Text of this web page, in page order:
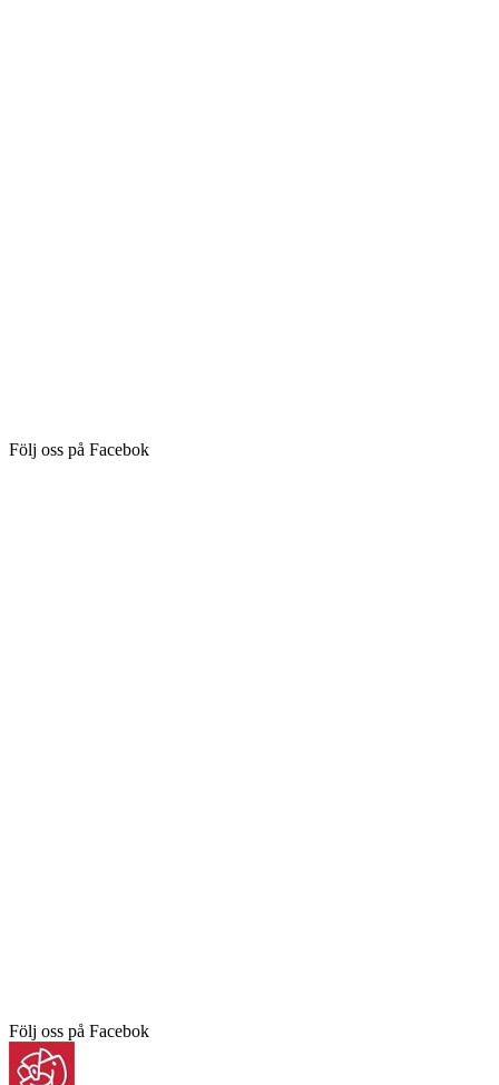
Följ oss på Facebok
Följ oss på Facebok